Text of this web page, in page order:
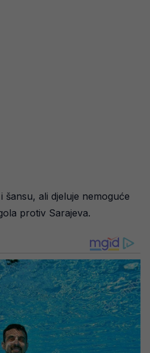
šansu, ali djeluje nemoguće
protiv Sarajeva.